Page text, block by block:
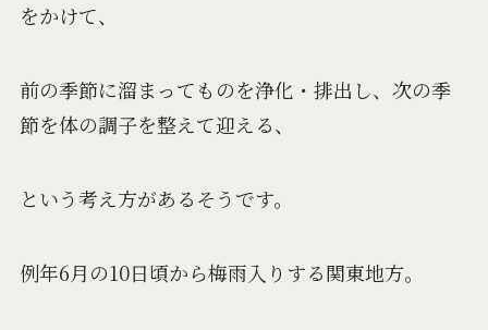
をかけて、
前の季節に溜まってものを浄化・排出し、次の季
節を体の調子を整えて迎える、
という考え方があるそうです。
例年6月の10日頃から梅雨入りする関東地方。